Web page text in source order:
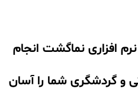
افزاری نماگشت انجام
و گردشگری شما را آسان